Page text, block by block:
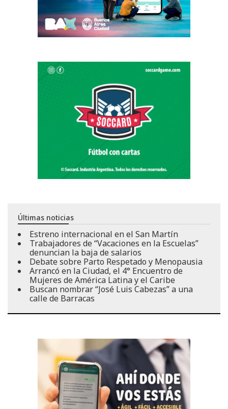
Últimas noticias
Estreno internacional en el San Martín
Trabajadores de “Vacaciones en la Escuelas”
denuncian la baja de salarios
Debate sobre Parto Respetado y Menopausia
Arrancó en la Ciudad, el 4° Encuentro de
Mujeres de América Latina y el Caribe
Buscan nombrar “José Luis Cabezas” a una
calle de Barracas